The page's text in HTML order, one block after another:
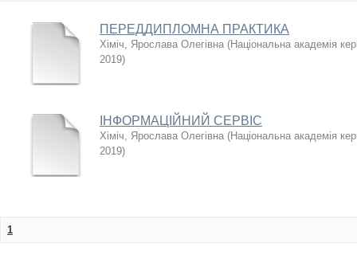
ПЕРЕДДИПЛОМНА ПРАКТИКА
Хіміч, Ярослава Олегівна (Національна академія
2019)
ІНФОРМАЦІЙНИЙ СЕРВІС
Хіміч, Ярослава Олегівна (Національна академія
2019)
1